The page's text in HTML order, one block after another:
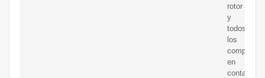
rotor
y
todos
los
en
contacto